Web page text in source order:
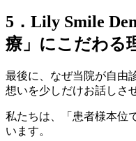
5．Lily Smile
療」にこだわる
最後に、なぜ当院が自由
想いを少しだけお話しさ
私たちは、「患者様本位
います。